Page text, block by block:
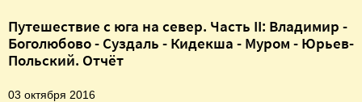
Путешествие с юга на север. Часть II: Владимир -
Боголюбово - Суздаль - Кидекша - Муром - Юрьев-
Польский. Отчёт
03 октября 2016